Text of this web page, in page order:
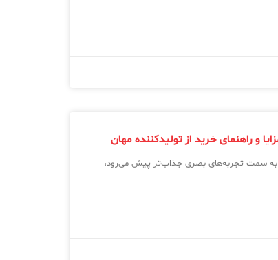
و راهنمای خرید از تولیدکننده مهان
به سمت تجربه‌های بصری جذاب‌تر پیش می‌رود،